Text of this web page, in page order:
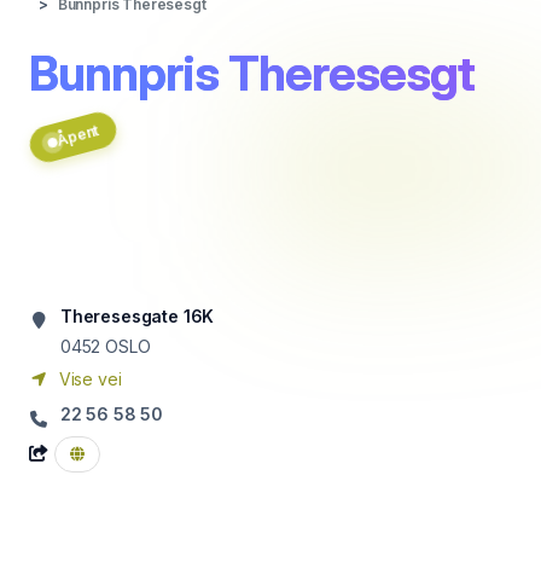
Bunnpris Theresesgt
Bunnpris Theresesgt
Åpent
Theresesgate 16K
0452 OSLO
Vise vei
22 56 58 50